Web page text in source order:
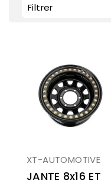
Filtrer
XT-AUTOMOTIVE
JANTE 8x16 ET